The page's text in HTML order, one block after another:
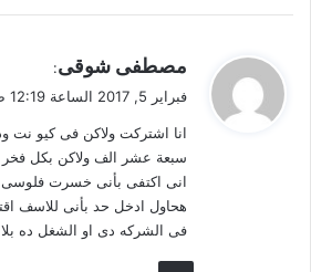
ل
مصطفى شوقى:
فبراير 5, 2017 الساعة 12:19 ص
سبعة عشر الف ولاكن بكل
انى اكتفى بأنى خسرت
هحاول ادخل حد بأنى للاسف
فى الشركه دى او الشغل ده